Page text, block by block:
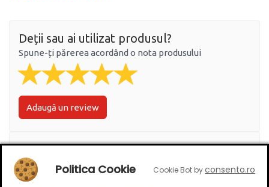
Deții sau ai utilizat produsul?
Spune-ți părerea acordând o nota produsului
Adaugă un review
Ratingul general al produsului
Politica Cookie Cookie Bot byconsento.ro